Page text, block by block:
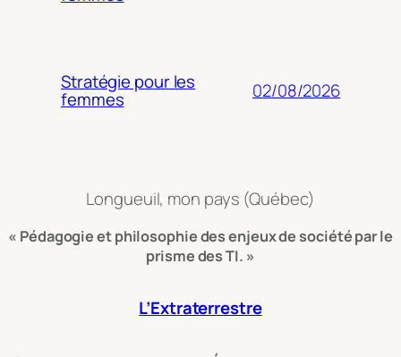
Stratégie pour les
femmes 02/08/2026
Longueuil, mon pays (Québec)
« Pédagogie et philosophie des enjeux de société par le
prisme des TI. »
L’Extraterrestre